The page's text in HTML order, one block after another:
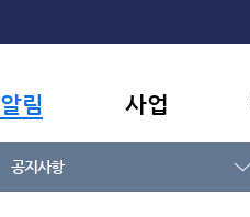
알림 사업
공지사항